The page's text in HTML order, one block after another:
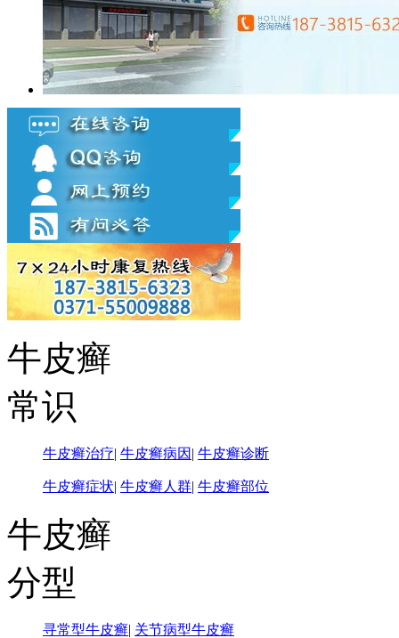
牛皮癣
常识
牛皮癣治疗| 牛皮癣病因 | 牛皮癣诊断
牛皮癣症状| 牛皮癣人群| 牛皮癣部位
牛皮癣
分型
寻常型牛皮癣| 关节病型牛皮癣